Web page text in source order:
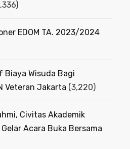
EDOM TA. 2023/2024
Biaya Wisuda Bagi
Veteran Jakarta (3,220)
Civitas Akademik
Acara Buka Bersama